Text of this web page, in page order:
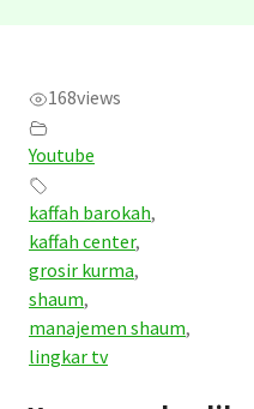
168views
Youtube
kaffah barokah,
kaffah center,
grosir kurma,
shaum,
manajemen shaum,
lingkar tv